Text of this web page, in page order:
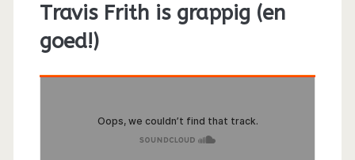
Travis Frith is grappig (en
goed!)